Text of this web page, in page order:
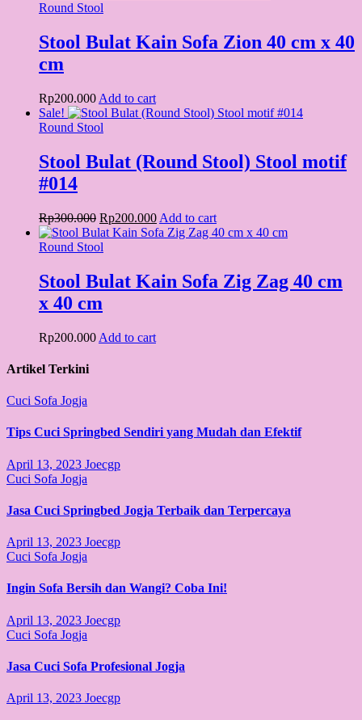
Round Stool
Stool Bulat Kain Sofa Zion 40 cm x 40
cm
Rp200.000 Add to cart
Sale!
Round Stool
Stool Bulat (Round Stool) Stool motif
#014
Rp300.000 Original
price
was:
Rp200.000Current
price
Add to cart
Round Stool
Stool Bulat Kain Sofa Zig Zag 40 cm
x 40 cm
Rp200.000 Add to cart
Artikel Terkini
Cuci Sofa Jogja
Tips Cuci Springbed Sendiri yang Mudah dan Efektif
April 13, 2023 Joecgp
Cuci Sofa Jogja
Jasa Cuci Springbed Jogja Terbaik dan Terpercaya
April 13, 2023 Joecgp
Cuci Sofa Jogja
Ingin Sofa Bersih dan Wangi? Coba Ini!
April 13, 2023 Joecgp
Cuci Sofa Jogja
Jasa Cuci Sofa Profesional Jogja
April 13, 2023 Joecgp